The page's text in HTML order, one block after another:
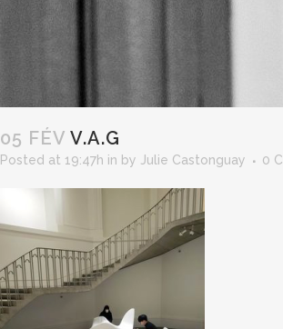
05 FÉV V.A.G
Posted at 19:47h in by Julie Castonguay 0